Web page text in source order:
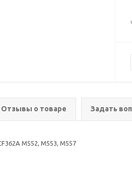
Отзывы о товаре Задать
M552, M553, M557